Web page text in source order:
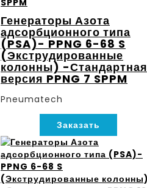
Генераторы Азота
адсорбционного типа
(PSA)- PPNG 6-68 S
(Экструдированные
колонны) -Стандартная
версия PPNG 7 SPPM
Pneumatech
Заказать